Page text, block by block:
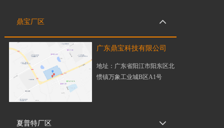
鼎宝厂区
广东鼎宝科技有限公司
地址：广东省阳江市阳东区北
惯镇万象工业城B区A1号
夏普特厂区